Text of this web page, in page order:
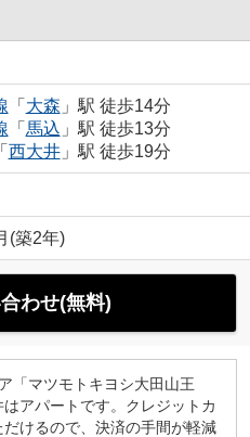
「 大森 」駅 徒歩14分
「 馬込 」駅 徒歩13分
「 西大井」駅 徒歩19分
(築2年)
わせ(無料)
「マツモトキヨシ大田山王
アパートです。クレジットカ
けるので、決済の手間が軽減